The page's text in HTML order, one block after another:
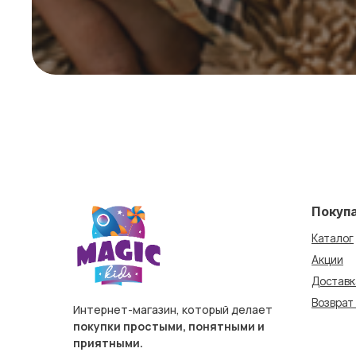
Интернет-магазин, который делает
покупки простыми, понятными и
приятными.
Акции
Каталог